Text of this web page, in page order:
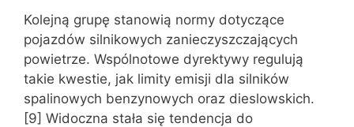
Kolejną grupę stanowią normy dotyczące
pojazdów silnikowych zanieczyszczających
powietrze. Wspólnotowe dyrektywy regulują
takie kwestie, jak limity emisji dla silników
spalinowych benzynowych oraz dieslowskich.
[9] Widoczna stała się tendencja do